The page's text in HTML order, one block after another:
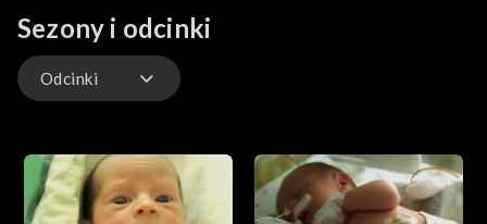
operowana. Z niepokojem oczekują na wyniki badań jej
przewodu pokarmowego.
Sezony i odcinki
Odcinki